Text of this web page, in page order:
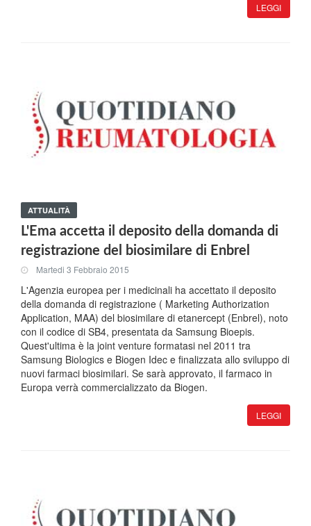
LEGGI
ATTUALITÀ
L'Ema accetta il deposito della domanda di
registrazione del biosimilare di Enbrel
Martedi 3 Febbraio 2015
L'Agenzia europea per i medicinali ha accettato il deposito
della domanda di registrazione ( Marketing Authorization
Application, MAA) del biosimilare di etanercept (Enbrel), noto
con il codice di SB4, presentata da Samsung Bioepis.
Quest'ultima è la joint venture formatasi nel 2011 tra
Samsung Biologics e Biogen Idec e finalizzata allo sviluppo di
nuovi farmaci biosimilari. Se sarà approvato, il farmaco in
Europa verrà commercializzato da Biogen.
LEGGI